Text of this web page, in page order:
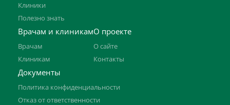
Клиники
Полезно знать
Врачам и клиникам
Врачам
Клиникам
О проекте
О сайте
Контакты
Документы
Политика конфиденциальности
Отказ от ответственности